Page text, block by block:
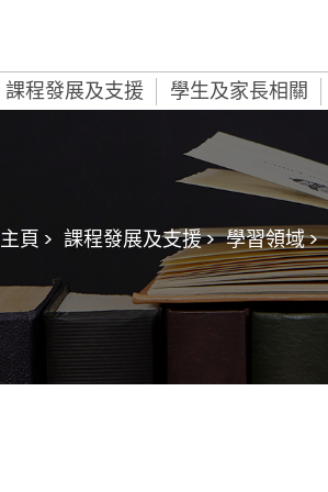
課程發展及支援 學生及家長相關
主頁 > 課程發展及支援 > 學習領域 >